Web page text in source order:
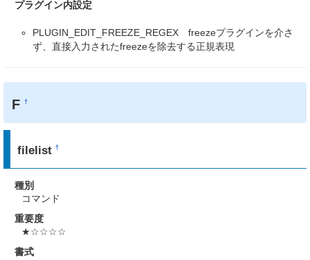
プラグイン内設定
PLUGIN_EDIT_FREEZE_REGEX freezeプラグインを介さ
ず、直接入力されたfreezeを除去する正規表現
F†
filelist†
種別
コマンド
重要度
★☆☆☆☆
書式